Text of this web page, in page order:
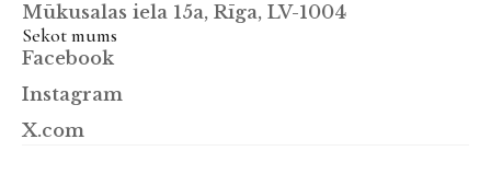
Mūkusalas iela 15a, Rīga, LV-1004
Sekot mums
Facebook
Instagram
X.com